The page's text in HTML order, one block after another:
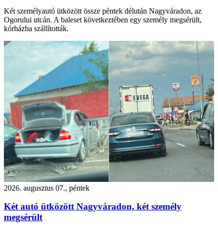
Két személyautó ütközött össze péntek délután Nagyváradon, az
Ogorului utcán. A baleset következtében egy személy megsérült,
kórházba szállították.
2026. augusztus 07., péntek
Két autó ütközött Nagyváradon, két személy
megsérült